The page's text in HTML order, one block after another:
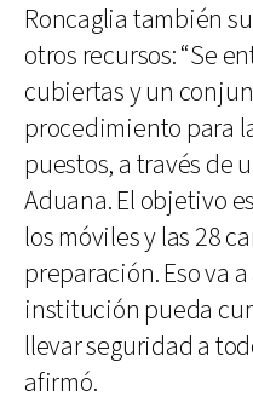
Roncaglia también
otros recursos: “Se
cubiertas y un
procedimiento para
puestos, a través de
Aduana. El objetivo
los móviles y las 28
preparación. Eso va
institución pueda
llevar seguridad a
afirmó.